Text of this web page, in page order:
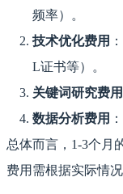
频率）。
技术优化费用
L证书等）。
关键词研究费用
数据分析费用
总体而言，1-3个月
费用需根据实际情